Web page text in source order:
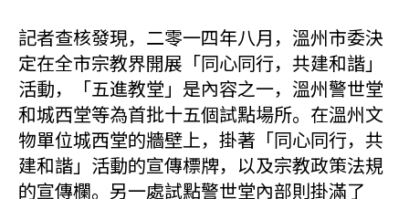
記者查核發現，二零一四年八月，溫州市委決
定在全市宗教界開展「同心同行，共建和諧」
活動，「五進教堂」是內容之一，溫州警世堂
和城西堂等為首批十五個試點場所。在溫州文
物單位城西堂的牆壁上，掛著「同心同行，共
建和諧」活動的宣傳標牌，以及宗教政策法規
的宣傳欄。另一處試點警世堂內部則掛滿了